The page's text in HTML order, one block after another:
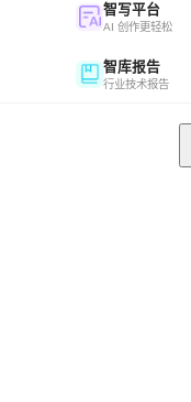
智写平台
AI 创作更轻松
智库报告
行业技术报告